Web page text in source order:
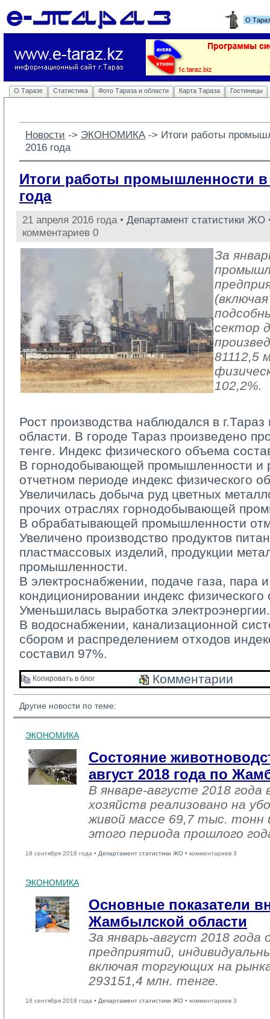
О
О Таразе Статистика Фото Тараза и области Карта Тараза Гостиницы
Новости -> ЭКОНОМИКА -> Итоги работы
2016 года
Итоги работы промышленности в
года
21 апреля 2016 года • Департамент статистики ЖО
комментариев 0
За
сектор
81112,5
102,2%.
Рост производства наблюдался в
области. В городе Тараз произведено
тенге. Индекс физического объема
В горнодобывающей промышленности и
отчетном периоде индекс физического
Увеличилась добыча руд цветных
прочих отраслях горнодобывающей
В обрабатывающей промышленности
Увеличено производство продуктов
пластмассовых изделий, продукции
промышленности.
В электроснабжении, подаче газа, пара
кондиционировании индекс
Уменьшилась выработка электроэнергии.
В водоснабжении, канализационной
сбором и распределением отходов
составил 97%.
Копировать в блог Комментарии
Другие новости по теме:
ЭКОНОМИКА
Состояние
август 2018 года по
В январе-августе 2018 года
хозяйств реализовано на
живой массе 69,7 тыс. тонн
этого периода прошлого
18 сентября 2018 года • Департамент статистики ЖО • комментариев 3
ЭКОНОМИКА
Основные показатели
Жамбылской области
За январь-август 2018
предприятий,
включая торгующих на
293151,4 млн. тенге.
18 сентября 2018 года • Департамент статистики ЖО • комментариев 3